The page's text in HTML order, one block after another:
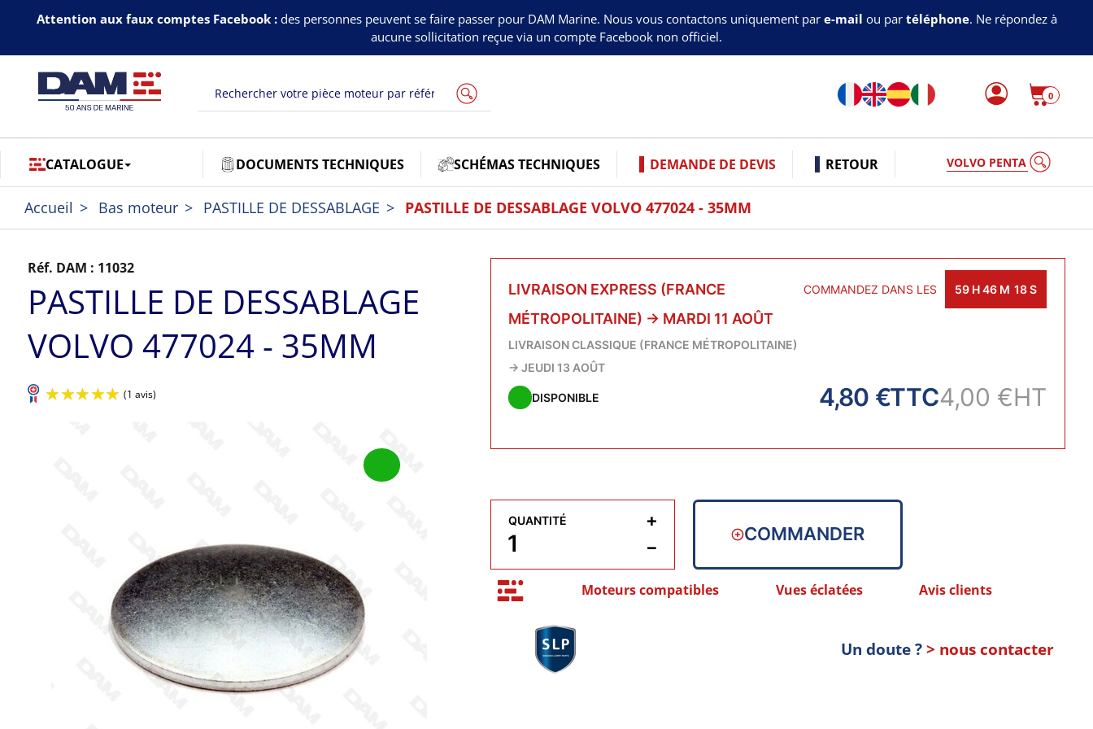
Attention aux faux comptes Facebook :des personnes peuvent se faire passer pour DAM Marine. Nous vous contactons uniquement par e-mail ou par téléphone. Ne répondez à
aucune sollicitation reçue via un compte Facebook non officiel.
0
CATALOGUE DOCUMENTS TECHNIQUES SCHÉMAS TECHNIQUES DEMANDE DE DEVIS RETOUR VOLVO PENTA
Accueil Bas moteur PASTILLE DE DESSABLAGE PASTILLE DE DESSABLAGE VOLVO 477024 - 35MM
Réf. DAM : 11032
PASTILLE DE DESSABLAGE
VOLVO 477024 - 35MM
LIVRAISON EXPRESS (FRANCE
MÉTROPOLITAINE) → MARDI 11 AOÛT
LIVRAISON CLASSIQUE (FRANCE MÉTROPOLITAINE)
→ JEUDI 13 AOÛT
COMMANDEZ DANS LES 59 H46 M 17S
DISPONIBLE 4,80 €TTC4,00 €HT
QUANTITÉ
−
+
COMMANDER
Moteurs compatibles Vues éclatées Avis clients
Un doute ?> nous contacter